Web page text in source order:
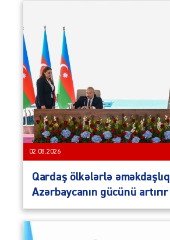
02.08.2026
Qardaş ölkələrlə əməkdaşlıq
Azərbaycanın gücünü artırır